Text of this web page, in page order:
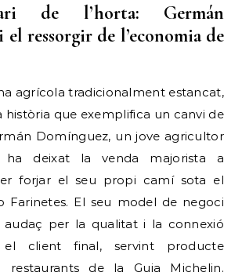
de l’horta: Germán
ressorgir de l’economia de
agrícola tradicionalment estancat,
història que exemplifica un canvi de
Domínguez, un jove agricultor
deixat la venda majorista a
forjar el seu propi camí sota el
Farinetes. El seu model de negoci
audaç per la qualitat i la connexió
client final, servint producte
restaurants de la Guia Michelin.